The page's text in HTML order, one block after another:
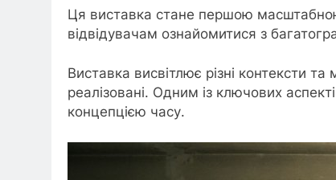
Ця виставка стане першою
відвідувачам ознайомитися з
Виставка висвітлює різні контексти
реалізовані. Одним із ключових
концепцією часу.